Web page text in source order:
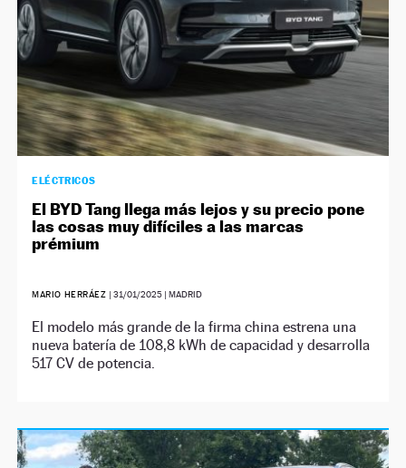
ELÉCTRICOS
El BYD Tang llega más lejos y su precio pone
las cosas muy difíciles a las marcas
prémium
MARIO HERRÁEZ | 31/01/2025| MADRID
El modelo más grande de la firma china estrena una
nueva batería de 108,8 kWh de capacidad y desarrolla
517 CV de potencia.